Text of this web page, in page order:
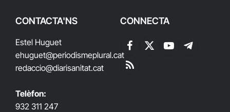
CONTACTA'NS
Estel Huguet
ehuguet@periodismeplural.cat
redaccio@diarisanitat.cat
Telèfon:
932 311 247
CONNECTA
Facebook
X
YouTubeTelegram
RSS